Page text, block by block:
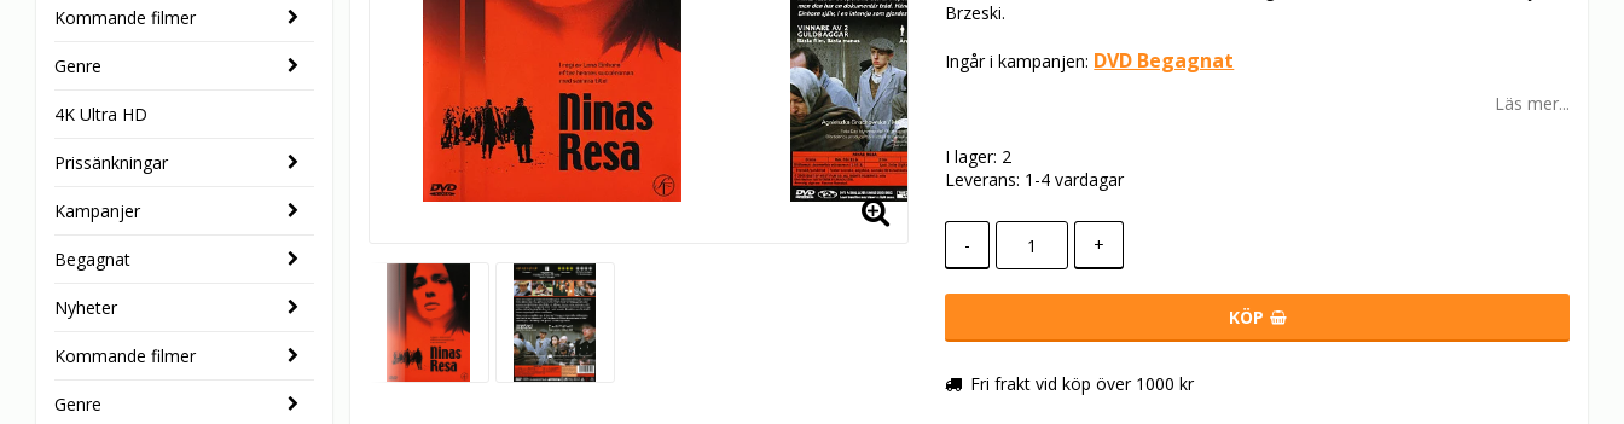
Kommande filmer
Genre
4K Ultra HD
Prissänkningar
Kampanjer
Begagnat
Nyheter
Kommande filmer
Genre
Brzeski.
Ingår i kampanjen: DVD Begagnat
Läs mer...
I lager: 2
Leverans: 1-4 vardagar
- +
KÖP
Fri frakt vid köp över 1000 kr